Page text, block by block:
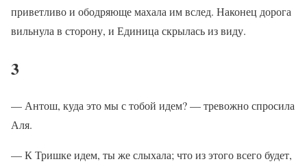
приветливо и ободряюще махала им вслед. Наконец дорога
вильнула в сторону, и Единица скрылась из виду.
3
— Антош, куда это мы с тобой идем? — тревожно спросила
Аля.
— К Тришке идем, ты же слыхала; что из этого всего будет,